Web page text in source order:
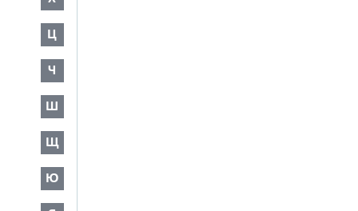
Ц
Ч
Ш
Щ
Ю